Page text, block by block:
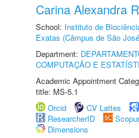
Carina Alexandra
School: Instituto de
Exatas (Câmpus de São
Department:
COMPUTAÇÃO E
Academic Appointment
title: MS-5.1
Orcid
CV Lattes
ResearcherID
Dimensions